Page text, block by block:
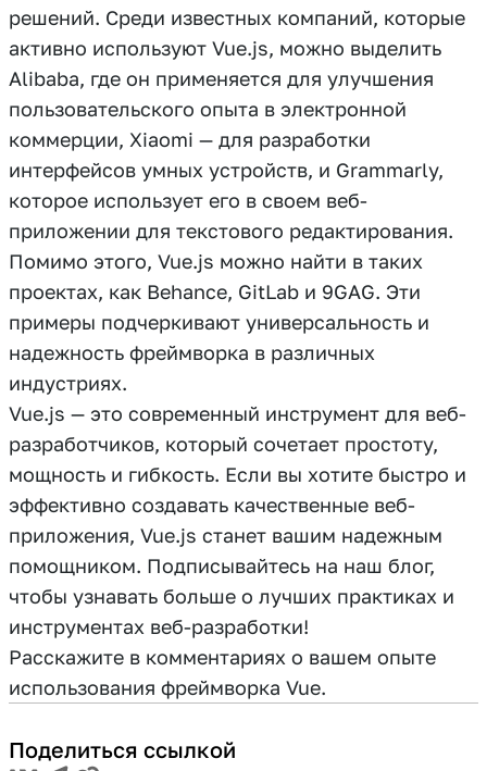
решений. Среди известных компаний, которые
активно используют Vue.js, можно выделить
Alibaba, где он применяется для улучшения
пользовательского опыта в электронной
коммерции, Xiaomi — для разработки
интерфейсов умных устройств, и Grammarly,
которое использует его в своем веб-
приложении для текстового редактирования.
Помимо этого, Vue.js можно найти в таких
проектах, как Behance, GitLab и 9GAG. Эти
примеры подчеркивают универсальность и
надежность фреймворка в различных
индустриях.
Vue.js — это современный инструмент для веб-
разработчиков, который сочетает простоту,
мощность и гибкость. Если вы хотите быстро и
эффективно создавать качественные веб-
приложения, Vue.js станет вашим надежным
помощником. Подписывайтесь на наш блог,
чтобы узнавать больше о лучших практиках и
инструментах веб-разработки!
Расскажите в комментариях о вашем опыте
использования фреймворка Vue.
Поделиться ссылкой